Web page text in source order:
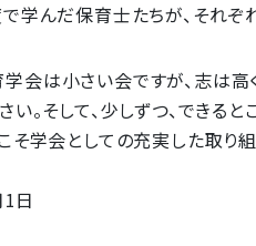
学んだ保育士たちが、それぞ
会は小さい会ですが、志は
い。そして、少しずつ、でき
そ学会としての充実した取り
日